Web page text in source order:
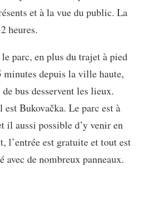
et à la vue du public. La
heures.
parc, en plus du trajet à pied
minutes depuis la ville haute,
bus desservent les lieux.
est Bukovačka. Le parc est à
il aussi possible d’y venir en
l’entrée est gratuite et tout est
avec de nombreux panneaux.